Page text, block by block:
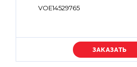
VOE14529765
Уточняйте цену